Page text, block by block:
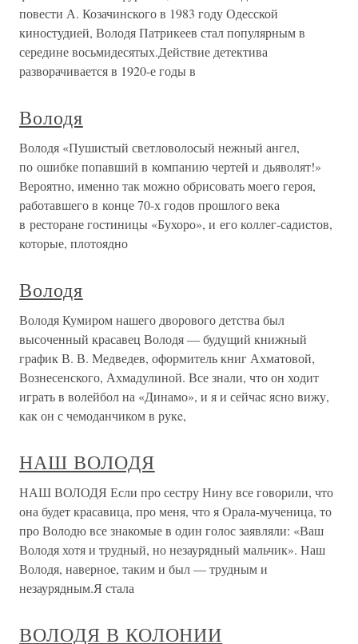
повести А. Козачинского в 1983 году Одесской
киностудией, Володя Патрикеев стал популярным в
середине восьмидесятых.Действие детектива
разворачивается в 1920-е годы в
Володя
Володя «Пушистый светловолосый нежный ангел,
по ошибке попавший в компанию чертей и дьяволят!»
Вероятно, именно так можно обрисовать моего героя,
работавшего в конце 70-х годов прошлого века
в ресторане гостиницы «Бухоро», и его коллег-садистов,
которые, плотоядно
Володя
Володя Кумиром нашего дворового детства был
высоченный красавец Володя — будущий книжный
график В. В. Медведев, оформитель книг Ахматовой,
Вознесенского, Ахмадулиной. Все знали, что он ходит
играть в волейбол на «Динамо», и я и сейчас ясно вижу,
как он с чемоданчиком в рукe,
НАШ ВОЛОДЯ
НАШ ВОЛОДЯ Если про сестру Нину все говорили, что
она будет красавица, про меня, что я Орала-мученица, то
про Володю все знакомые в один голос заявляли: «Ваш
Володя хотя и трудный, но незаурядный мальчик». Наш
Володя, наверное, таким и был — трудным и
незаурядным.Я стала
ВОЛОДЯ В КОЛОНИИ